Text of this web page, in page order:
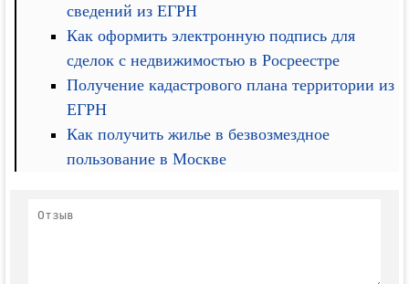
сведений из ЕГРН
Как оформить электронную подпись для
сделок с недвижимостью в Росреестре
Получение кадастрового плана территории из
ЕГРН
Как получить жилье в безвозмездное
пользование в Москве